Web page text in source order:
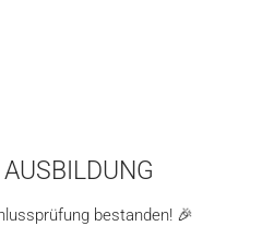
bestanden! 🎉